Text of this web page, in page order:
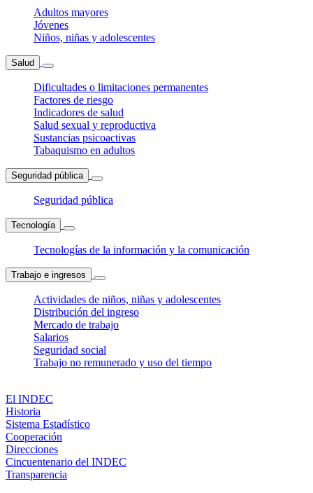
Adultos mayores
Jóvenes
Niños, niñas y adolescentes
Salud
Dificultades o limitaciones permanentes
Factores de riesgo
Indicadores de salud
Salud sexual y reproductiva
Sustancias psicoactivas
Tabaquismo en adultos
Seguridad pública
Seguridad pública
Tecnología
Tecnologías de la información y la comunicación
Trabajo e ingresos
Actividades de niños, niñas y adolescentes
Distribución del ingreso
Mercado de trabajo
Salarios
Seguridad social
Trabajo no remunerado y uso del tiempo
El INDEC
Historia
Sistema Estadístico
Cooperación
Direcciones
Cincuentenario del INDEC
Transparencia